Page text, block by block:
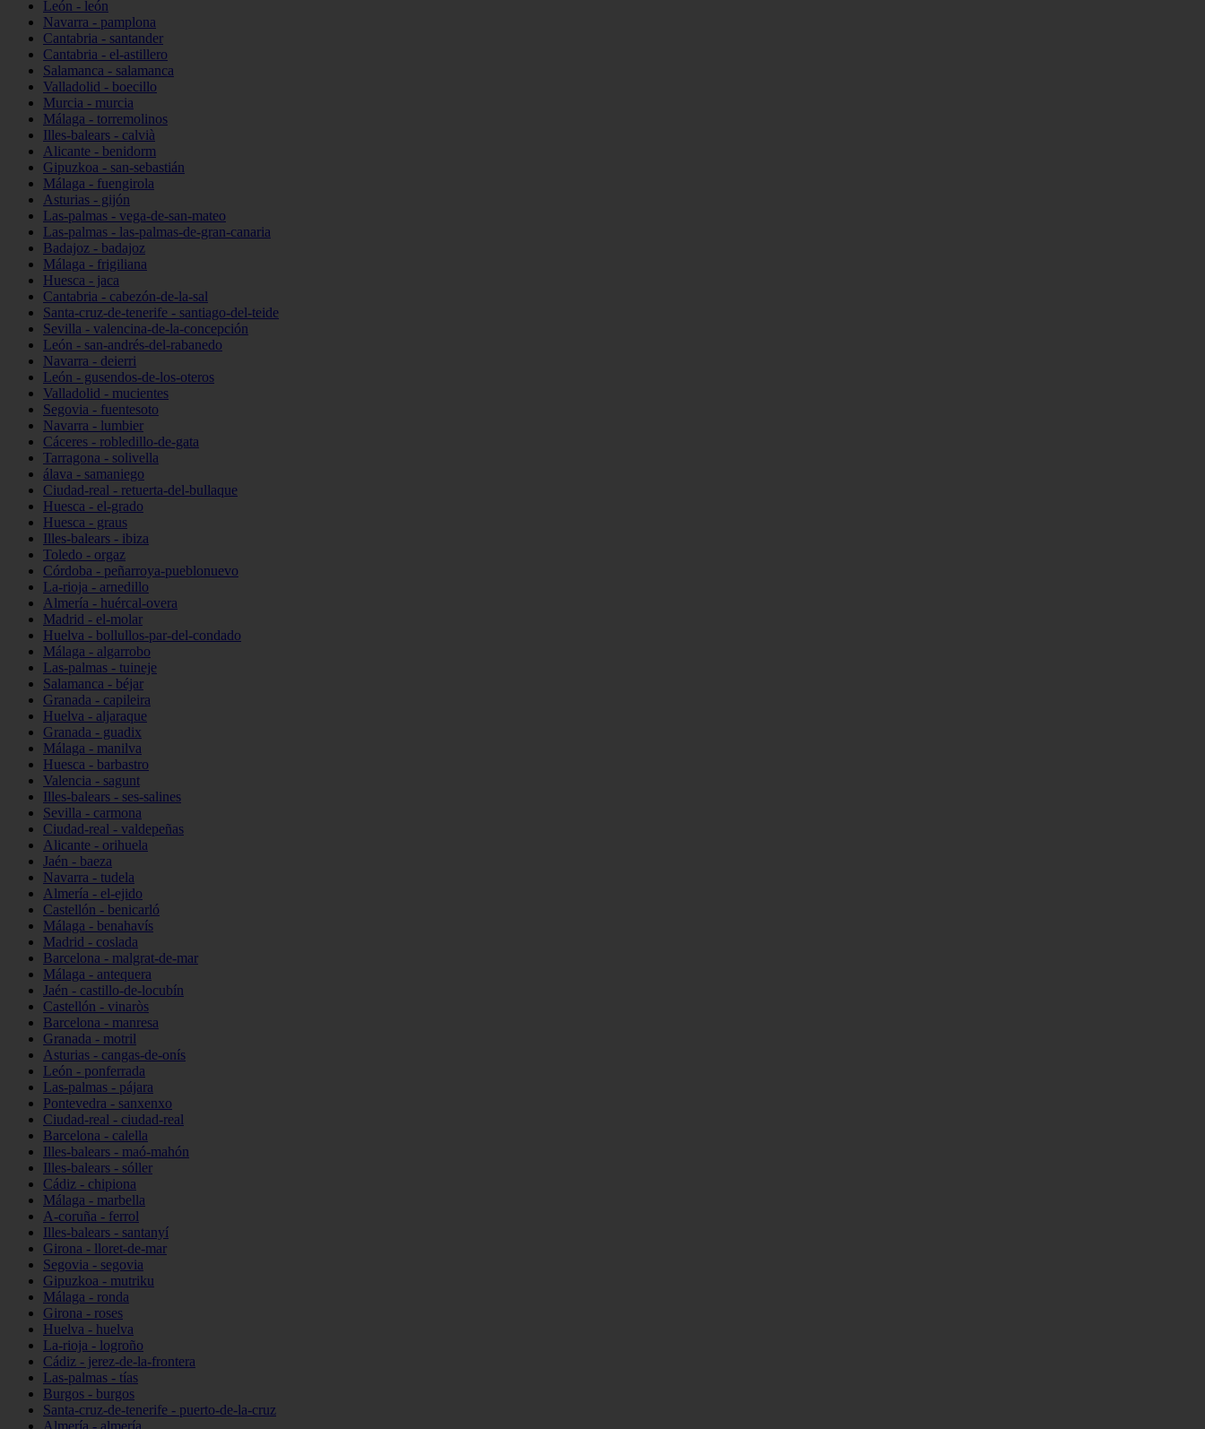
León - león
Navarra - pamplona
Cantabria - santander
Cantabria - el-astillero
Salamanca - salamanca
Valladolid - boecillo
Murcia - murcia
Málaga - torremolinos
Illes-balears - calvià
Alicante - benidorm
Gipuzkoa - san-sebastián
Málaga - fuengirola
Asturias - gijón
Las-palmas - vega-de-san-mateo
Las-palmas - las-palmas-de-gran-canaria
Badajoz - badajoz
Málaga - frigiliana
Huesca - jaca
Cantabria - cabezón-de-la-sal
Santa-cruz-de-tenerife - santiago-del-teide
Sevilla - valencina-de-la-concepción
León - san-andrés-del-rabanedo
Navarra - deierri
León - gusendos-de-los-oteros
Valladolid - mucientes
Segovia - fuentesoto
Navarra - lumbier
Cáceres - robledillo-de-gata
Tarragona - solivella
álava - samaniego
Ciudad-real - retuerta-del-bullaque
Huesca - el-grado
Huesca - graus
Illes-balears - ibiza
Toledo - orgaz
Córdoba - peñarroya-pueblonuevo
La-rioja - arnedillo
Almería - huércal-overa
Madrid - el-molar
Huelva - bollullos-par-del-condado
Málaga - algarrobo
Las-palmas - tuineje
Salamanca - béjar
Granada - capileira
Huelva - aljaraque
Granada - guadix
Málaga - manilva
Huesca - barbastro
Valencia - sagunt
Illes-balears - ses-salines
Sevilla - carmona
Ciudad-real - valdepeñas
Alicante - orihuela
Jaén - baeza
Navarra - tudela
Almería - el-ejido
Castellón - benicarló
Málaga - benahavís
Madrid - coslada
Barcelona - malgrat-de-mar
Málaga - antequera
Jaén - castillo-de-locubín
Castellón - vinaròs
Barcelona - manresa
Granada - motril
Asturias - cangas-de-onís
León - ponferrada
Las-palmas - pájara
Pontevedra - sanxenxo
Ciudad-real - ciudad-real
Barcelona - calella
Illes-balears - maó-mahón
Illes-balears - sóller
Cádiz - chipiona
Málaga - marbella
A-coruña - ferrol
Illes-balears - santanyí
Girona - lloret-de-mar
Segovia - segovia
Gipuzkoa - mutriku
Málaga - ronda
Girona - roses
Huelva - huelva
La-rioja - logroño
Cádiz - jerez-de-la-frontera
Las-palmas - tías
Burgos - burgos
Santa-cruz-de-tenerife - puerto-de-la-cruz
Almería - almería